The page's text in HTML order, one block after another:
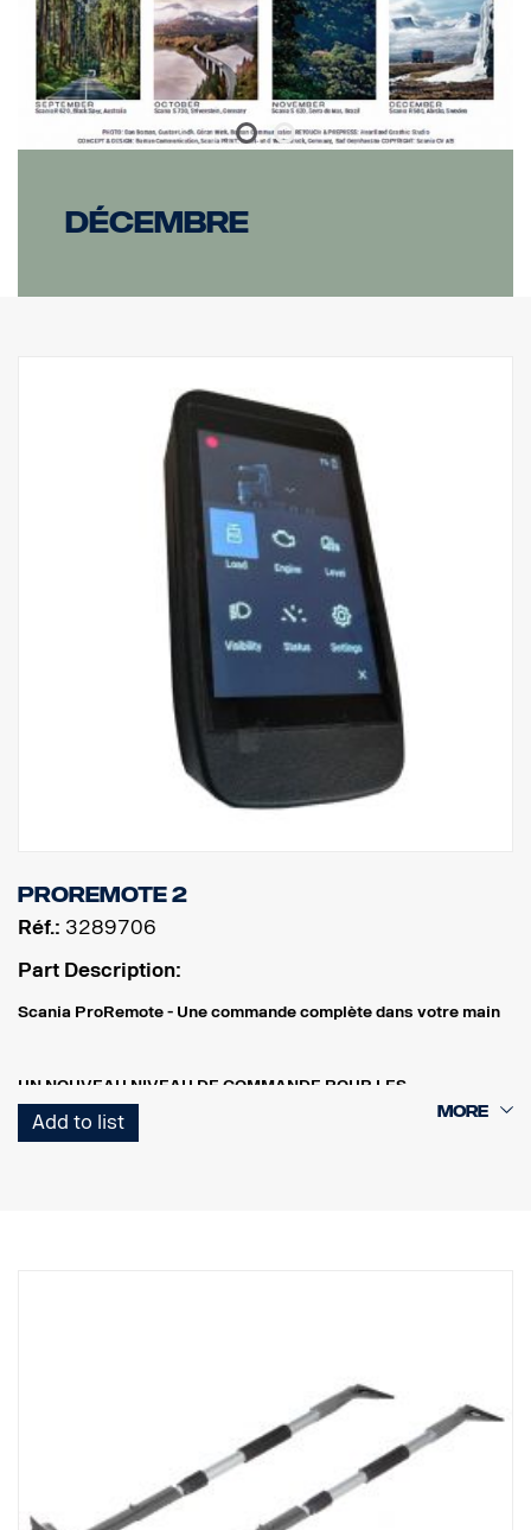
Décembre
ProRemote 2
Réf.: 3289706
Part Description:
Scania ProRemote - Une commande complète dans votre main
UN NOUVEAU NIVEAU DE COMMANDE POUR LES
CONDUCTEURS DE SCANIA
Scania ProRemote est plus qu'un simple outil - c'est un système
garantit que chaque charge est parfaitement équilibrée et
conforme aux restrictions de poids ainsi qu'aux réglementations
RÉGLAGE INTELLIGENT DE LA CHARGE
Add to list